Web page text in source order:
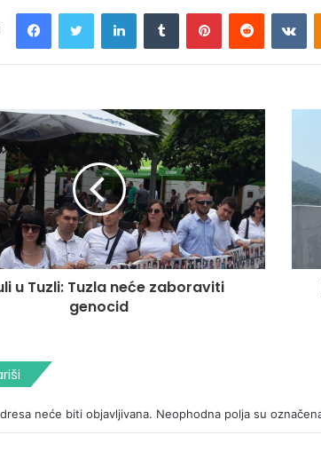
u Tuzli: Tuzla neće zaboraviti
genocid
neće biti objavljivana. Neophodna polja su